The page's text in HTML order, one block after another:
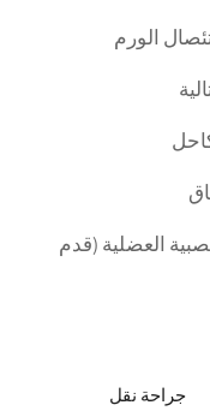
الورم
العضلية (قدم
جراحة نقل